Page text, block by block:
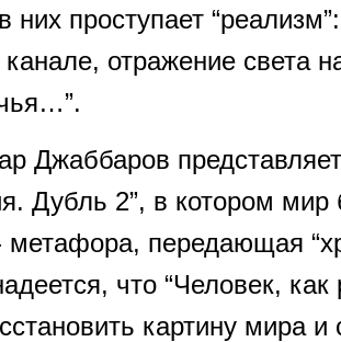
них проступает
отражение света
Джаббаров
Дубль 2”, в котором
метафора, передающая
что “Человек,
картину мира и